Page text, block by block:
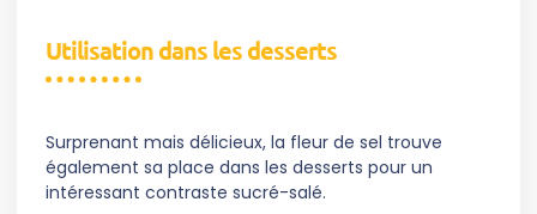
Utilisation dans les desserts
Surprenant mais délicieux, la fleur de sel trouve
également sa place dans les desserts pour un
intéressant contraste sucré-salé.